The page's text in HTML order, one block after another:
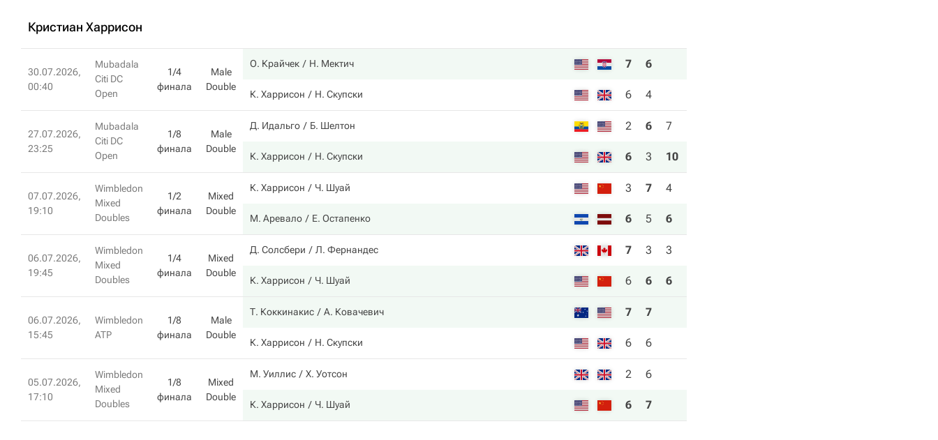
Кристиан Харрисон
30.07.2026,
00:40
Mubadala
Citi DC
Open
1/4
финала
Male
Double
О. Крайчек Н. Мектич 7 6
К. Харрисон Н. Скупски 6 4
27.07.2026,
23:25
Mubadala
Citi DC
Open
1/8
финала
Male
Double
Д. Идальго Б. Шелтон 2 6 7
К. Харрисон Н. Скупски 6 3 10
07.07.2026,
19:10
Wimbledon
Mixed
Doubles
1/2
финала
Mixed
Double
К. Харрисон Ч. Шуай 3 7 4
М. Аревало Е. Остапенко 6 5 6
06.07.2026,
19:45
Wimbledon
Mixed
Doubles
1/4
финала
Mixed
Double
Д. Солсбери Л. Фернандес 7 3 3
К. Харрисон Ч. Шуай 6 6 6
06.07.2026,
15:45
Wimbledon
ATP
1/8
финала
Male
Double
Т. Коккинакис А. Ковачевич 7 7
К. Харрисон Н. Скупски 6 6
05.07.2026,
17:10
Wimbledon
Mixed
Doubles
1/8
финала
Mixed
Double
М. Уиллис Х. Уотсон 2 6
К. Харрисон Ч. Шуай 6 7